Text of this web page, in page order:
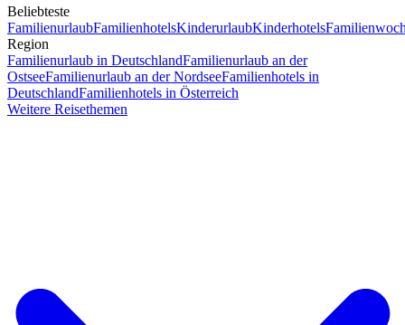
Beliebteste
FamilienurlaubFamilienhotelsKinderurlaubKinderhotels
Region
Familienurlaub in DeutschlandFamilienurlaub an der
OstseeFamilienurlaub an der NordseeFamilienhotels in
DeutschlandFamilienhotels in Österreich
Weitere Reisethemen